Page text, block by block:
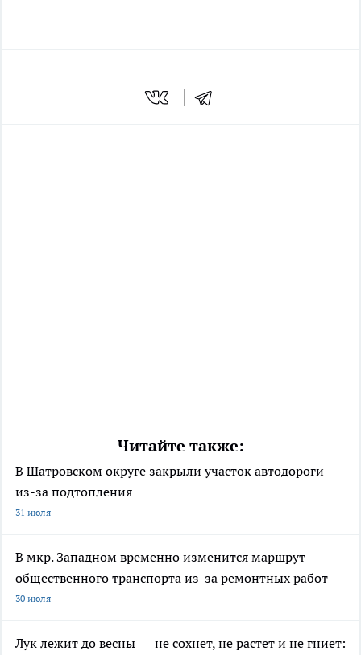
Читайте также:
В Шатровском округе закрыли участок автодороги
из-за подтопления
31 июля
В мкр. Западном временно изменится маршрут
общественного транспорта из-за ремонтных работ
30 июля
Лук лежит до весны — не сохнет, не растет и не гниет: